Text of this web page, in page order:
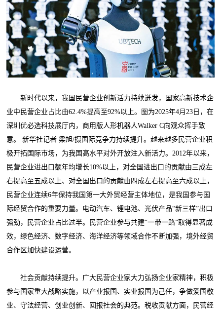
新时代以来，我国民营企业创新活力持续迸发，国家高新技术企
业中民营企业占比由62.4%提高至92%以上。图为2025年4月23日，在
深圳优必选科技展厅内，商用版人形机器人Walker C向观众挥手致
意。 新华社记者 梁旭/摄国际竞争力持续提升。越来越多民营企业积
极开拓国际市场，为我国高水平对外开放注入新活力。2012年以来，
民营企业进出口额年均增长10%以上，对全国进出口的贡献由三成左
右提高至五成以上、对全国出口的贡献由四成左右提高至六成以上，
民营企业连续6年保持我国第一大外贸经营主体地位，是我国参与国
际经贸合作的重要力量。电动汽车、锂电池、光伏产品“新三样”出口
强劲，民营企业占比过半。民营企业参与共建“一带一路”取得显著成
效，绿色经济、数字经济、海洋经济等领域合作不断加强，境外经贸
合作区加快建设运营。
社会贡献持续提升。广大民营企业家大力弘扬企业家精神，积极
参与国家重大战略实施，以产业报国、实业报国为己任，争做爱国敬
业、守法经营、创业创新、回报社会的典范。税收贡献方面，民营经